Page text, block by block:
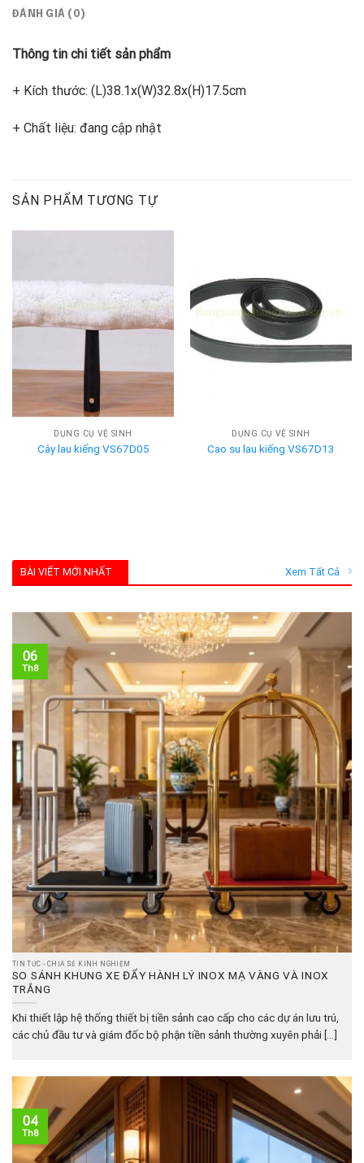
ĐÁNH GIÁ (0)
Thông tin chi tiết sản phẩm
+ Kích thước: (L)38.1x(W)32.8x(H)17.5cm
+ Chất liệu: đang cập nhật
SẢN PHẨM TƯƠNG TỰ
DỤNG CỤ VỆ SINH
Cây lau kiếng VS67D05
DỤNG CỤ VỆ SINH
Cao su lau kiếng VS67D13
BÀI VIẾT MỚI NHẤT Xem Tất Cả
TIN TỨC - CHIA SẺ KINH NGHIỆM
SO SÁNH KHUNG XE ĐẨY HÀNH LÝ INOX MẠ VÀNG VÀ INOX
TRẮNG
Khi thiết lập hệ thống thiết bị tiền sảnh cao cấp cho các dự án lưu trú,
các chủ đầu tư và giám đốc bộ phận tiền sảnh thường xuyên phải [...]
06
Th8
04
Th8